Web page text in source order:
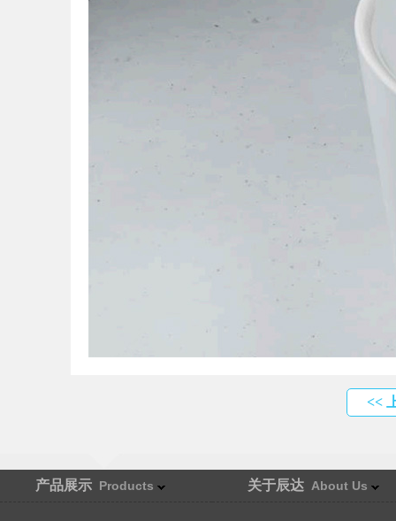
<<
产品展示 Products 关于辰达 About Us